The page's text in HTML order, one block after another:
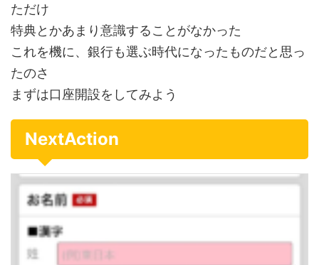
ただけ
特典とかあまり意識することがなかった
これを機に、銀行も選ぶ時代になったものだと思っ
たのさ
まずは口座開設をしてみよう
NextAction